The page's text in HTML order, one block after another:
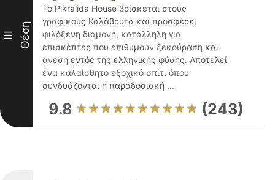
III Θέση
Το Pikralida House βρίσκεται στους
γραφικούς Καλάβρυτα και προσφέρει
φιλόξενη διαμονή, κατάλληλη για
επισκέπτες που επιθυμούν ξεκούραση και
άνεση εντός της ελληνικής φύσης. Αποτελεί
ένα καλαίσθητο εξοχικό σπίτι όπου
συνδυάζονται η παραδοσιακή ...
9.8 (243)